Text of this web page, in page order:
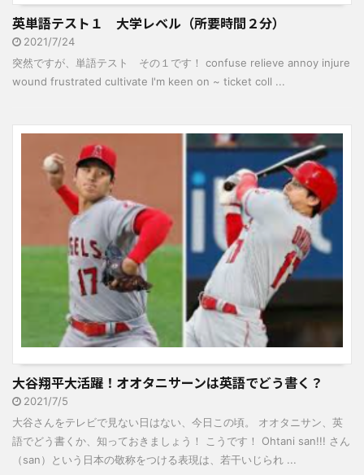
英単語テスト１ 大学レベル（所要時間２分）
2021/7/24
突然ですが、単語テスト その１です！ confuse relieve annoy injure
wound frustrated cultivate I'm keen on ~ ticket coll ...
大谷翔平大活躍！オオタニサーンは英語でどう書く？
2021/7/5
大谷さんをテレビで見ない日はない、今日この頃。 オオタニサン、英
語でどう書くか、知っておきましょう！ こうです！ Ohtani san!!! さん
（san）という日本の敬称をつける表現は、若干いじられ ...